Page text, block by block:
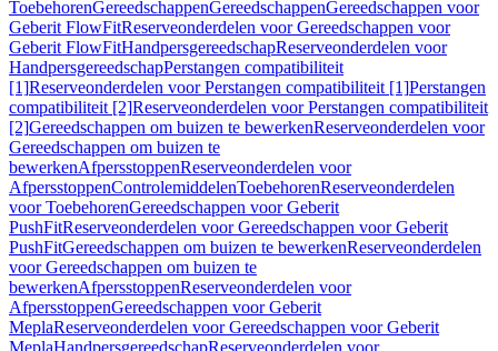
ToebehorenGereedschappenGereedschappenGereedschappen voor
Geberit FlowFitReserveonderdelen voor Gereedschappen voor
Geberit FlowFitHandpersgereedschapReserveonderdelen voor
HandpersgereedschapPerstangen compatibiliteit
[1]Reserveonderdelen voor Perstangen compatibiliteit [1]Perstangen
compatibiliteit [2]Reserveonderdelen voor Perstangen compatibiliteit
[2]Gereedschappen om buizen te bewerkenReserveonderdelen voor
Gereedschappen om buizen te
bewerkenAfpersstoppenReserveonderdelen voor
AfpersstoppenControlemiddelenToebehorenReserveonderdelen
voor ToebehorenGereedschappen voor Geberit
PushFitReserveonderdelen voor Gereedschappen voor Geberit
PushFitGereedschappen om buizen te bewerkenReserveonderdelen
voor Gereedschappen om buizen te
bewerkenAfpersstoppenReserveonderdelen voor
AfpersstoppenGereedschappen voor Geberit
MeplaReserveonderdelen voor Gereedschappen voor Geberit
MeplaHandpersgereedschapReserveonderdelen voor